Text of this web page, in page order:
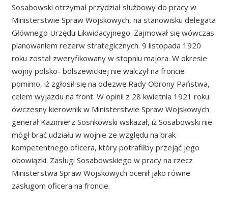
Sosabowski otrzymał przydział służbowy do pracy w
Ministerstwie Spraw Wojskowych, na stanowisku delegata
Głównego Urzędu Likwidacyjnego. Zajmował się wówczas
planowaniem rezerw strategicznych. 9 listopada 1920
roku został zweryfikowany w stopniu majora. W okresie
wojny polsko- bolszewickiej nie walczył na froncie
pomimo, iż zgłosił się na odezwę Rady Obrony Państwa,
celem wyjazdu na front. W opinii z 28 kwietnia 1921 roku
ówczesny kierownik w Ministerstwie Spraw Wojskowych
generał Kazimierz Sosnkowski wskazał, iż Sosabowski nie
mógł brać udziału w wojnie ze względu na brak
kompetentnego oficera, który potrafiłby przejąć jego
obowiązki. Zasługi Sosabowskiego w pracy na rzecz
Ministerstwa Spraw Wojskowych ocenił jako równe
zasługom oficera na froncie.